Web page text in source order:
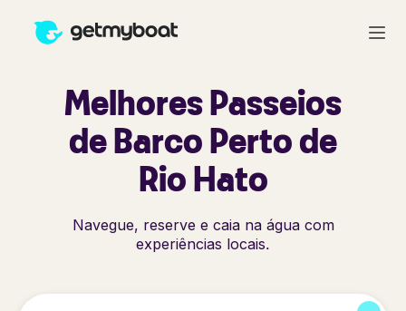
Melhores Passeios
de Barco Perto de
Rio Hato
Navegue, reserve e caia na água com
experiências locais.